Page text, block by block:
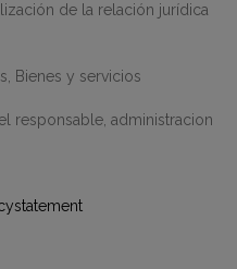
de la relación jurídica
Bienes y servicios
responsable, administracion